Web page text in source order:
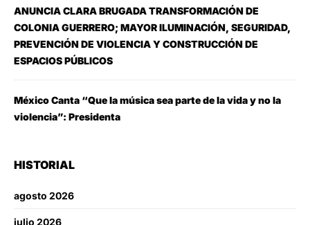
ANUNCIA CLARA BRUGADA TRANSFORMACIÓN DE
COLONIA GUERRERO; MAYOR ILUMINACIÓN, SEGURIDAD,
PREVENCIÓN DE VIOLENCIA Y CONSTRUCCIÓN DE
ESPACIOS PÚBLICOS
México Canta “Que la música sea parte de la vida y no la
violencia”: Presidenta
HISTORIAL
agosto 2026
julio 2026